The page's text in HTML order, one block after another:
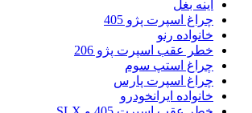
آینه بغل
چراغ اسپرت پژو 405
خانواده رنو
خطر عقب اسپرت پژو 206
چراغ استپ سوم
چراغ اسپرت پارس
خانواده ایرانخودرو